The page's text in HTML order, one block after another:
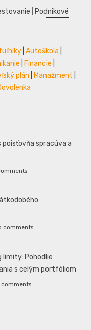
Podnikové
Autoškola
Financie
plán Manažment
poisťovňa spracúva a
comments
limity: Pohodlie
s celým portfóliom
comments